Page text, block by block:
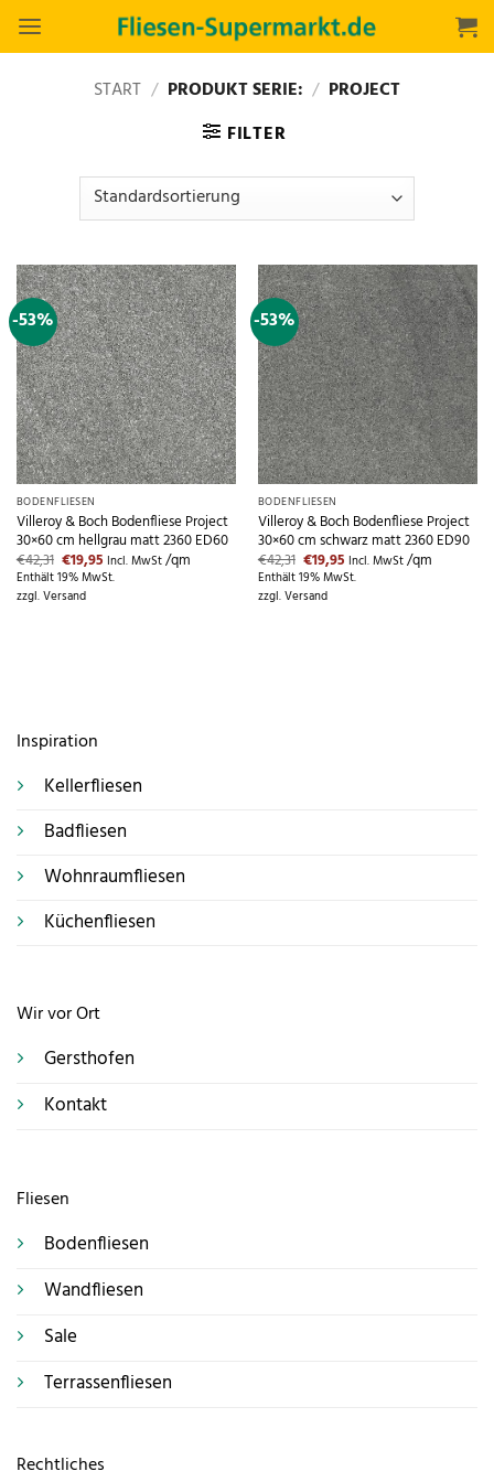
Zum
Inhalt
START / PRODUKT SERIE: / PROJECT
FILTER
-53%
BODENFLIESEN
Villeroy & Boch Bodenfliese Project
30×60 cm hellgrau matt 2360 ED60
€42,31 Ursprünglicher
Preis
war:
€42,31
€19,95Aktueller
Preis
ist:
Incl. MwSt/qm
Enthält 19% MwSt.
zzgl.Versand
-53%
BODENFLIESEN
Villeroy & Boch Bodenfliese Project
30×60 cm schwarz matt 2360 ED90
€42,31 Ursprünglicher
Preis
war:
€42,31
€19,95Aktueller
Preis
ist:
Incl. MwSt/qm
Enthält 19% MwSt.
zzgl.Versand
Inspiration
Kellerfliesen
Badfliesen
Wohnraumfliesen
Küchenfliesen
Fliesen
Bodenfliesen
Wandfliesen
Sale
Terrassenfliesen
Rechtliches
Wir vor Ort
Gersthofen
Kontakt